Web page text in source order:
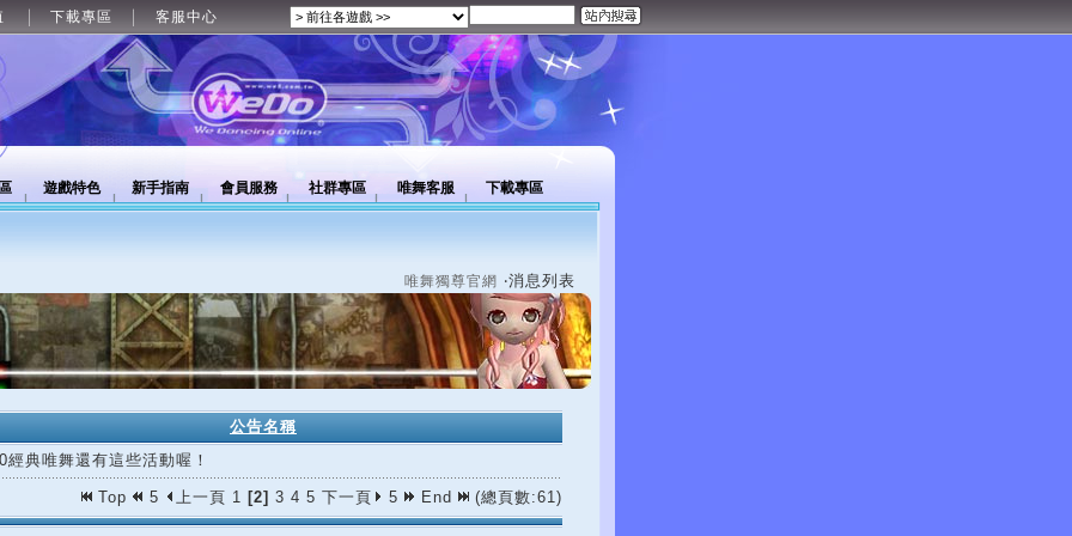
下載專區 客服中心
遊戲特色 新手指南 會員服務 社群專區 唯舞客服 下載專區
唯舞獨尊官網 ‧消息列表
公告名稱
經典唯舞還有這些活動喔！
Top 5 上一頁 1 [2] 3 4 5 下一頁 5 End (總頁數:61)